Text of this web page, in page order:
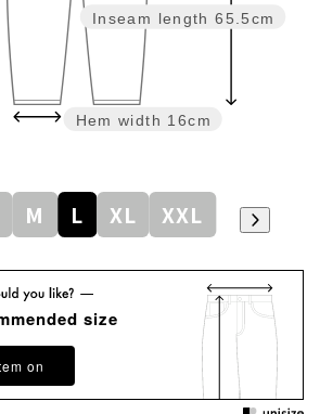
Inseam length 65.5cm
Hem width 16cm
M L XL XXL
size
on